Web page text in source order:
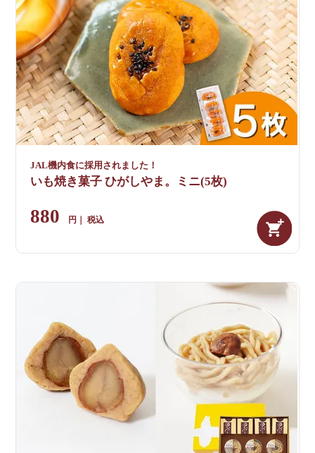
JAL機内食に採用されました！
いも焼き菓子 ひがしやま。ミニ(5枚)
880 税込